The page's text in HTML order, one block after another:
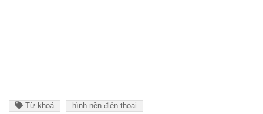
Từ khoá hình nền điện thoại